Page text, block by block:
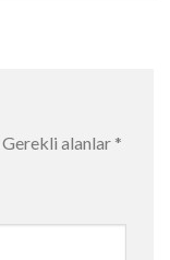
Gerekli alanlar *